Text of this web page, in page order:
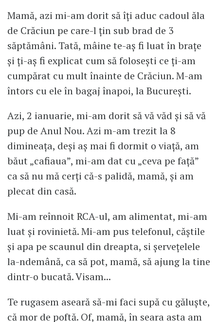
Mamă, azi mi-am dorit să îţi aduc cadoul ăla
de Crăciun pe care-l ţin sub brad de 3
săptămâni. Tată, mâine te-aş fi luat în braţe
şi ţi-aş fi explicat cum să foloseşti ce ţi-am
cumpărat cu mult înainte de Crăciun. M-am
întors cu ele în bagaj înapoi, la Bucureşti.
Azi, 2 ianuarie, mi-am dorit să vă văd şi să vă
pup de Anul Nou. Azi m-am trezit la 8
dimineaţa, deşi aş mai fi dormit o viaţă, am
băut „cafiaua”, mi-am dat cu „ceva pe faţă”
ca să nu mă cerţi că-s palidă, mamă, şi am
plecat din casă.
Mi-am reînnoit RCA-ul, am alimentat, mi-am
luat şi rovinietă. Mi-am pus telefonul, căştile
şi apa pe scaunul din dreapta, si şerveţelele
la-ndemână, ca să pot, mamă, să ajung la tine
dintr-o bucată. Visam...
Te rugasem aseară să-mi faci supă cu găluşte,
că mor de poftă. Of, mamă, în seara asta am